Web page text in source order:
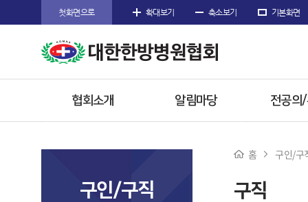
첫화면으로 확대보기 축소보기 기본화면
협회소개
인사말
임원소개
알림마당
공지사항
전공의
공지
구인/구직
홈 구인/구
구직